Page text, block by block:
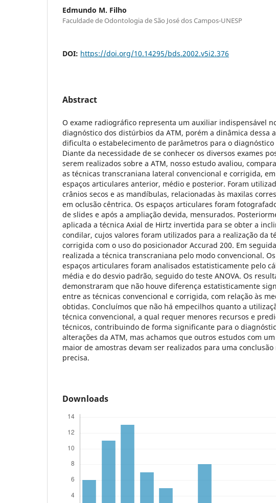
Edmundo M. Filho
Faculdade de Odontologia de São José dos Campos-UNESP
DOI: https://doi.org/10.14295/bds.2002.v5i2.376
Abstract
O exame radiográfico representa um auxiliar indispensável
diagnóstico dos distúrbios da ATM, porém a dinâmica dessa
dificulta o estabelecimento de parâmetros para o diagnóstico
Diante da necessidade de se conhecer os diversos exames
serem realizados sobre a ATM, nosso estudo avaliou,
as técnicas transcraniana lateral convencional e corrigida,
espaços articulares anterior, médio e posterior. Foram
crânios secos e as mandíbulas, relacionadas às maxilas
em oclusão cêntrica. Os espaços articulares foram
de slides e após a ampliação devida, mensurados.
aplicada a técnica Axial de Hirtz invertida para se obter a
condilar, cujos valores foram utilizados para a realização da
corrigida com o uso do posicionador Accurad 200. Em
realizada a técnica transcraniana pelo modo convencional.
espaços articulares foram analisados estatisticamente pelo
média e do desvio padrão, seguido do teste ANOVA. Os
demonstraram que não houve diferença estatisticamente
entre as técnicas convencional e corrigida, com relação às
obtidas. Concluímos que não há empecilhos quanto a
técnica convencional, a qual requer menores recursos e
técnicos, contribuindo de forma significante para o
alterações da ATM, mas achamos que outros estudos com
maior de amostras devam ser realizados para uma conclusão
precisa.
Downloads